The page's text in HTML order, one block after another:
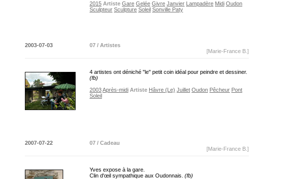
2015 Artiste Gare Gelée Givre Janvier Lampadère Midi Oudon
Sculpteur Sculpture Soleil Sonville Paty
2003-07-03
07 / Artistes
[Marie-France B.]
4 artistes ont déniché "le" petit coin idéal pour peindre et dessiner.
(fb)
2003Après-midi Artiste Hâvre (Le) Juillet Oudon Pêcheur Pont
Soleil
2007-07-22
07 / Cadeau
[Marie-France B.]
Yves expose à la gare.
Clin d'œil sympathique aux Oudonnais. (fb)